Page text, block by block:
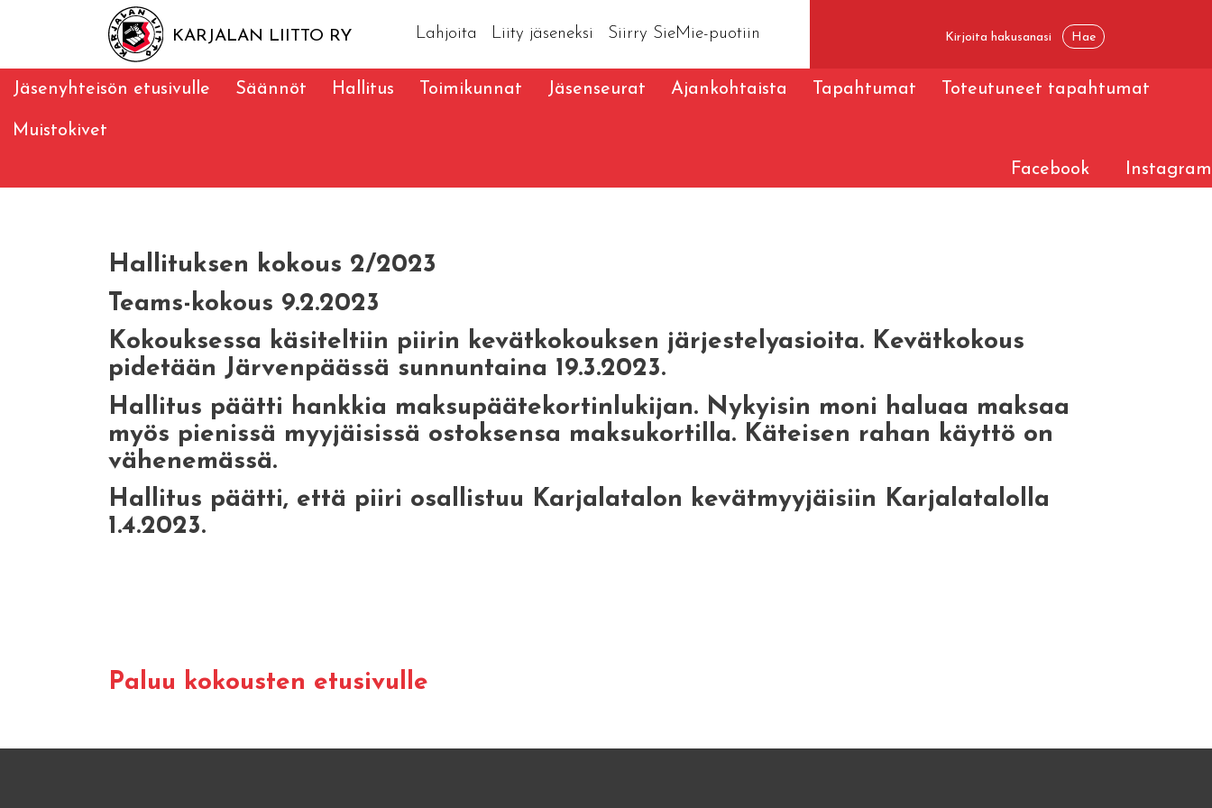
KARJALAN LIITTO RY Lahjoita Liity jäseneksi Siirry SieMie-puotiin
Jäsenyhteisön etusivulle Säännöt Hallitus Toimikunnat Jäsenseurat Ajankohtaista Tapahtumat Toteutuneet tapahtumat
Muistokivet
Facebook Instagram
Hallituksen kokous 2/2023
Teams-kokous 9.2.2023
Kokouksessa käsiteltiin piirin kevätkokouksen järjestelyasioita. Kevätkokous
pidetään Järvenpäässä sunnuntaina 19.3.2023.
Hallitus päätti hankkia maksupäätekortinlukijan. Nykyisin moni haluaa maksaa
myös pienissä myyjäisissä ostoksensa maksukortilla. Käteisen rahan käyttö on
vähenemässä.
Hallitus päätti, että piiri osallistuu Karjalatalon kevätmyyjäisiin Karjalatalolla
1.4.2023.
Paluu kokousten etusivulle